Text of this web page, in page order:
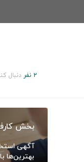
۲ نفر دنبال
بخش
آگهی
بهترین‌ها